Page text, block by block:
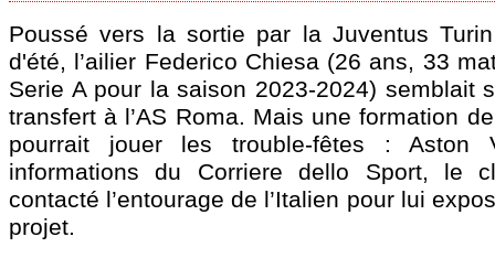
Poussé vers la sortie par la Juventus
d'été, l’ailier Federico Chiesa(26 ans, 33
Serie A pour la saison 2023-2024) semblait
transfert à l’AS Roma. Mais une formation
pourrait jouer les trouble-fêtes : Aston
informations du Corriere dello Sport, le
contacté l’entourage de l’Italien pour lui
projet.